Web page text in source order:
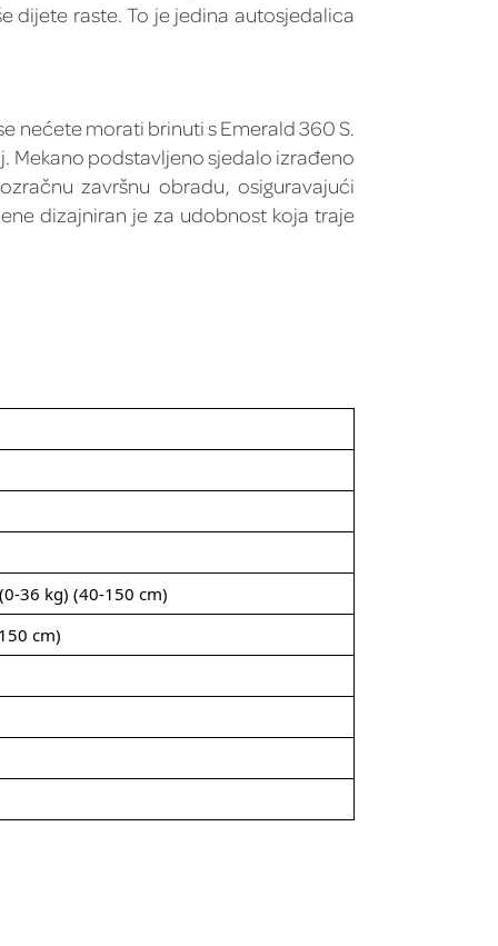
dijete raste. To je jedina autosjedalica
nećete morati brinuti s Emerald 360 S.
Mekano podstavljeno sjedalo izrađeno
završnu obradu, osiguravajući
dizajniran je za udobnost koja traje
36 kg) (40-150 cm)
cm)